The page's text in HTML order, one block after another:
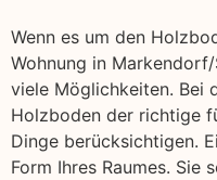
Wenn es um den
Wohnung in
viele Möglichkeiten. Bei
Holzboden der richtige
Dinge berücksichtigen.
Form Ihres Raumes. Sie